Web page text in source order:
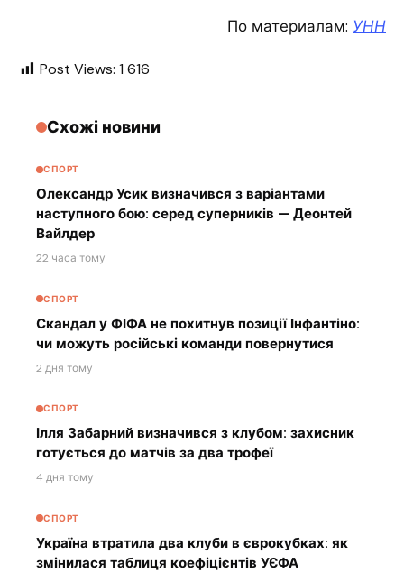
По материалам: УНН
Post Views: 1 616
Схожі новини
СПОРТ
Олександр Усик визначився з варіантами
наступного бою: серед суперників — Деонтей
Вайлдер
22 часа тому
СПОРТ
Скандал у ФІФА не похитнув позиції Інфантіно:
чи можуть російські команди повернутися
2 дня тому
СПОРТ
Ілля Забарний визначився з клубом: захисник
готується до матчів за два трофеї
4 дня тому
СПОРТ
Україна втратила два клуби в єврокубках: як
змінилася таблиця коефіцієнтів УЄФА